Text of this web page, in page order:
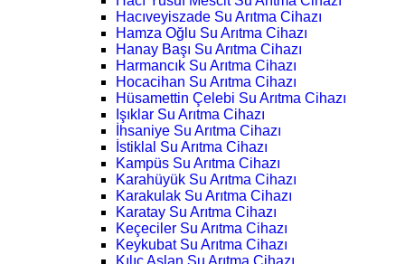
Hacıveyiszade Su Arıtma Cihazı
Hamza Oğlu Su Arıtma Cihazı
Hanay Başı Su Arıtma Cihazı
Harmancık Su Arıtma Cihazı
Hocacihan Su Arıtma Cihazı
Hüsamettin Çelebi Su Arıtma Cihazı
Işıklar Su Arıtma Cihazı
İhsaniye Su Arıtma Cihazı
İstiklal Su Arıtma Cihazı
Kampüs Su Arıtma Cihazı
Karahüyük Su Arıtma Cihazı
Karakulak Su Arıtma Cihazı
Karatay Su Arıtma Cihazı
Keçeciler Su Arıtma Cihazı
Keykubat Su Arıtma Cihazı